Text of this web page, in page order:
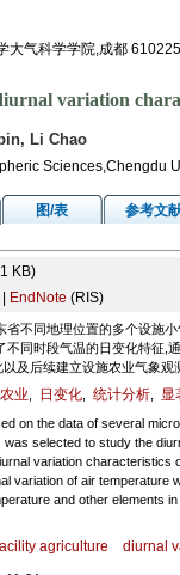
大气科学学院,成都 610225
variation
Li Chao
Sciences,Chengdu
图/表 参考文
KB)
EndNote (RIS)
省不同地理位置的多个设施
不同时段气温的日变化特征,
及后续建立设施农业气象观
业 日变化, 统计分析, 显
on the data of several
was selected to study the
variation characteristics
variation of air temperature
and other elements
agriculture diurnal